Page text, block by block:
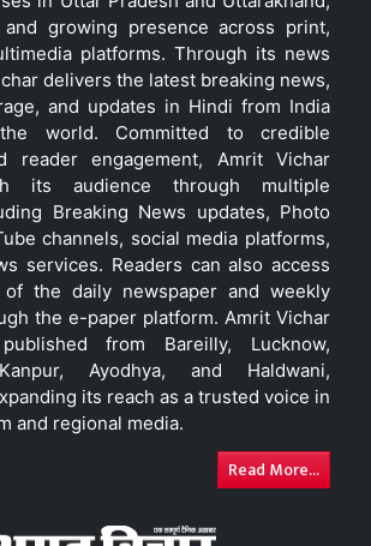
growing presence across print,
platforms. Through its news
delivers the latest breaking news,
and updates in Hindi from India
world. Committed to credible
reader engagement, Amrit Vichar
its audience through multiple
Breaking News updates, Photo
channels, social media platforms,
services. Readers can also access
the daily newspaper and weekly
the e-paper platform. Amrit Vichar
from Bareilly, Lucknow,
Ayodhya, and Haldwani,
its reach as a trusted voice in
and regional media.
Read More...